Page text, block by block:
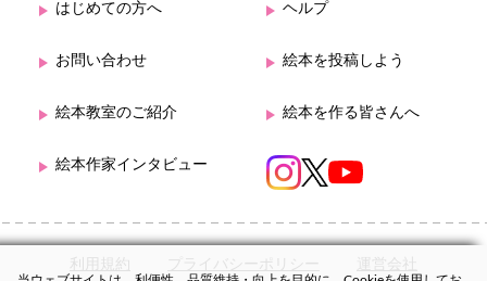
はじめての方へ ヘルプ
お問い合わせ 絵本を投稿しよう
絵本教室のご紹介 絵本を作る皆さんへ
絵本作家インタビュー
利用規約 プライバシーポリシー 運営会社